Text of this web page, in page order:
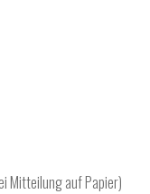
Mitteilung auf Papier)